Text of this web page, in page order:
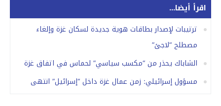
اقرأ أيضا...
ترتيبات لإصدار بطاقات هوية جديدة لسكان غزة وإلغاء
مصطلح “لاجئ”
الشاباك يحذر من “مكسب سياسي” لحماس في اتفاق غزة
مسؤول إسرائيلي: زمن عمال غزة داخل “إسرائيل” انتهى